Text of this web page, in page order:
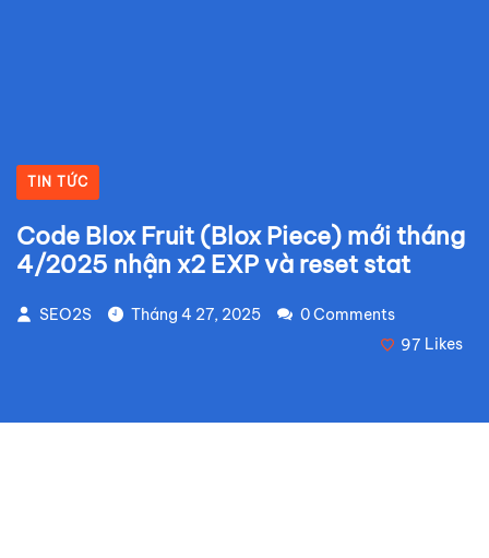
TIN TỨC
Code Blox Fruit (Blox Piece) mới tháng
4/2025 nhận x2 EXP và reset stat
SEO2S Tháng 4 27, 2025
0 Comments
97 Likes